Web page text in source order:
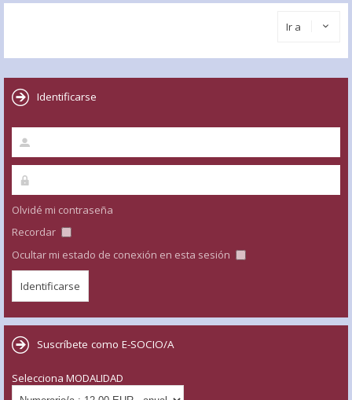
Ir a
Identificarse
Olvidé mi contraseña
Recordar
Ocultar mi estado de conexión en esta sesión
Suscríbete como E-SOCIO/A
Selecciona MODALIDAD